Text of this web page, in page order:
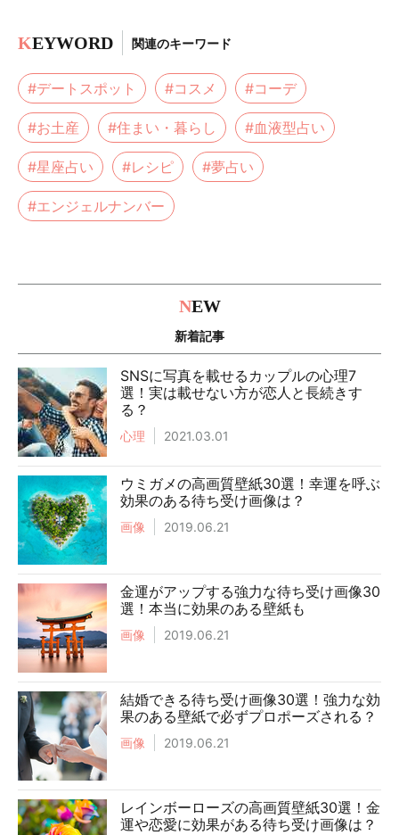
KEYWORD 関連のキーワード
#デートスポット #コスメ #コーデ
#お土産 #住まい・暮らし #血液型占い
#星座占い #レシピ #夢占い
#エンジェルナンバー
NEW
新着記事
SNSに写真を載せるカップルの心理7
選！実は載せない方が恋人と長続きす
る？
心理 2021.03.01
ウミガメの高画質壁紙30選！幸運を呼ぶ
効果のある待ち受け画像は？
画像 2019.06.21
金運がアップする強力な待ち受け画像30
選！本当に効果のある壁紙も
画像 2019.06.21
結婚できる待ち受け画像30選！強力な効
果のある壁紙で必ずプロポーズされる？
画像 2019.06.21
レインボーローズの高画質壁紙30選！金
運や恋愛に効果がある待ち受け画像は？